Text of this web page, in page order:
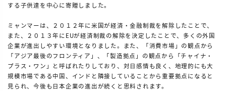
する子供達を中心に寄贈しました。
ミャンマーは、２０１２年に米国が経済・金融制裁を解除したことで、
また、２０１３年にEUが経済制裁の解除を決定したことで、多くの外国
企業が進出しやすい環境となりました。また、「消費市場」の観点から
「アジア最後のフロンティア」、「製造拠点」の観点から「チャイナ・
プラス・ワン」と呼ばれたりしており、対日感情も良く、地理的にも大
規模市場である中国、インドと隣接していることから重要拠点になると
見られ、今後も日本企業の進出が続くと思料されます。